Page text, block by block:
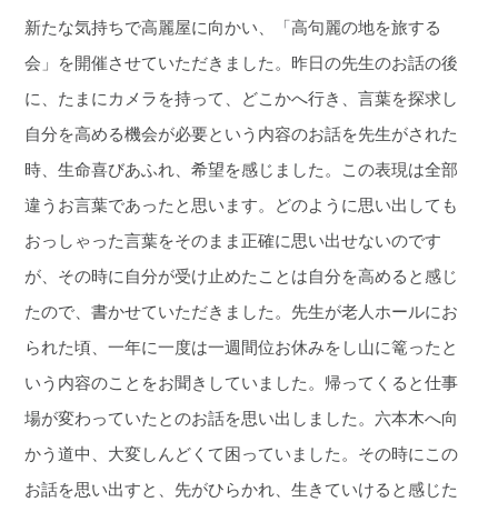
新たな気持ちで高麗屋に向かい、「高句麗の地を旅する
会」を開催させていただきました。昨日の先生のお話の後
に、たまにカメラを持って、どこかへ行き、言葉を探求し
自分を高める機会が必要という内容のお話を先生がされた
時、生命喜びあふれ、希望を感じました。この表現は全部
違うお言葉であったと思います。どのように思い出しても
おっしゃった言葉をそのまま正確に思い出せないのです
が、その時に自分が受け止めたことは自分を高めると感じ
たので、書かせていただきました。先生が老人ホールにお
られた頃、一年に一度は一週間位お休みをし山に篭ったと
いう内容のことをお聞きしていました。帰ってくると仕事
場が変わっていたとのお話を思い出しました。六本木へ向
かう道中、大変しんどくて困っていました。その時にこの
お話を思い出すと、先がひらかれ、生きていけると感じた